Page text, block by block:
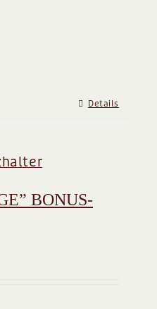
Details
BONUS-